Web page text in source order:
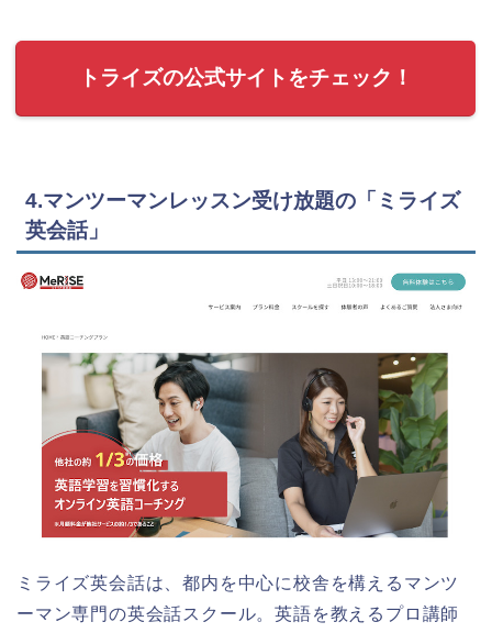
トライズの公式サイトをチェック！
4.マンツーマンレッスン受け放題の「ミライズ
英会話」
ミライズ英会話は、都内を中心に校舎を構えるマンツ
ーマン専門の英会話スクール。英語を教えるプロ講師